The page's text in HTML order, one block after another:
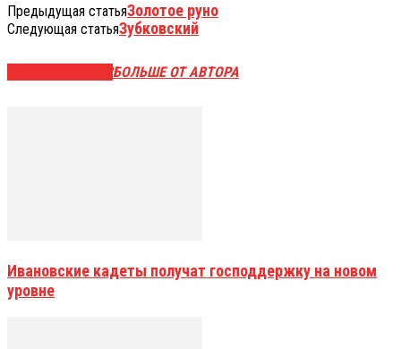
Предыдущая статьяЗолотое руно
Следующая статьяЗубковский
БОЛЬШЕ ОТ АВТОРА
Ивановские кадеты получат господдержку на новом
уровне